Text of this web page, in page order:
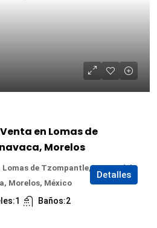
en Lomas de
Morelos
de Tzompantle, Lomas del
Morelos, México
1 Baños:2
Detalles